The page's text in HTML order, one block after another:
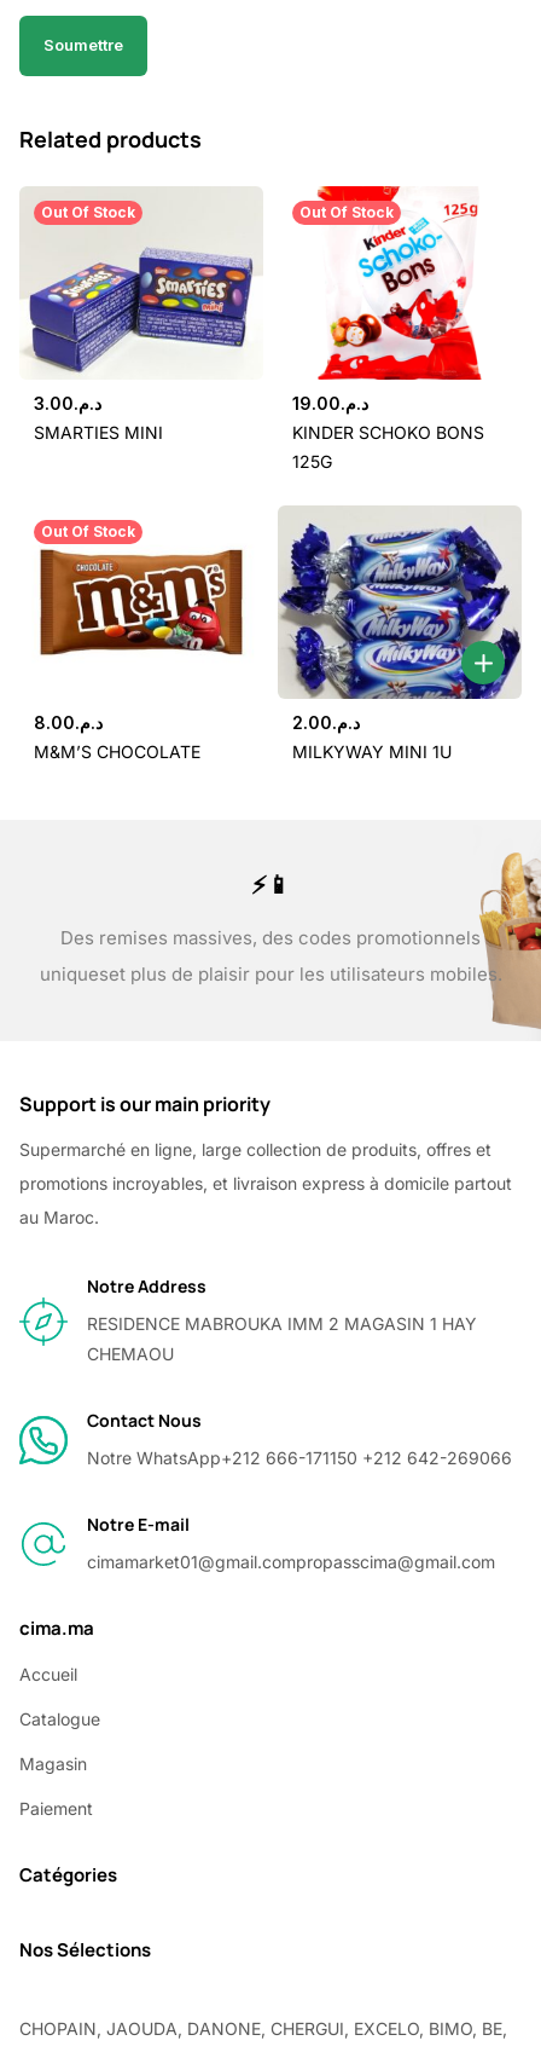
Related products
Out Of Stock
د.م.3.00
SMARTIES MINI
Out Of Stock
د.م.19.00
KINDER SCHOKO BONS
125G
Out Of Stock
د.م.8.00
M&M’S CHOCOLATE
د.م.2.00
MILKYWAY MINI 1U
⚡📱
Des remises massives, des codes promotionnels
uniqueset plus de plaisir pour les utilisateurs mobiles.
Support is our main priority
Supermarché en ligne, large collection de produits, offres et
promotions incroyables, et livraison express à domicile partout
au Maroc.
Notre Address
RESIDENCE MABROUKA IMM 2 MAGASIN 1 HAY
CHEMAOU
Contact Nous
Notre WhatsApp+212 666-171150 +212 642-269066
Notre E-mail
cimamarket01@gmail.compropasscima@gmail.com
cima.ma
Accueil
Catalogue
Magasin
Paiement
Catégories
Nos Sélections
CHOPAIN, JAOUDA, DANONE, CHERGUI, EXCELO, BIMO, BE,